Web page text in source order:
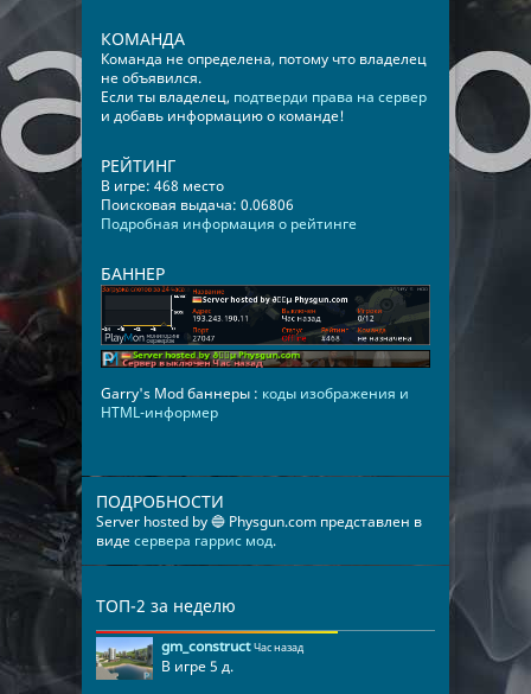
КОМАНДА
Команда не определена, потому что владелец
не объявился.
Если ты владелец, подтверди права на сервер
и добавь информацию о команде!
РЕЙТИНГ
В игре: 468 место
Поисковая выдача: 0.06806
Подробная информация о рейтинге
БАННЕР
Garry's Mod баннеры : коды изображения и
HTML-информер
ПОДРОБНОСТИ
Server hosted by 🔵 Physgun.com представлен в
видесервера гаррис мод.
ТОП-2 за неделю
gm_construct Час назад
В игре 5 д.